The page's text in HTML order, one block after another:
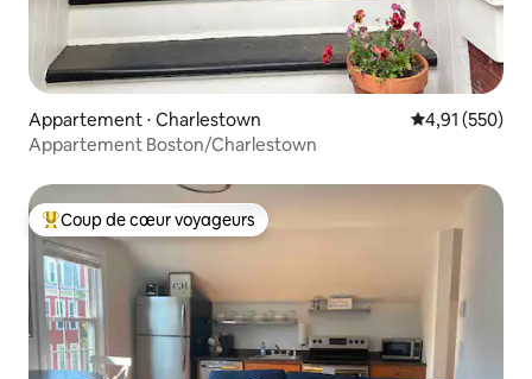
Appartement ⋅ Charlestown Évaluation
4,91 (550)
Appartement Boston/Charlestown
Coups de cœur voyageurs les plus appréciés
Coup de cœur voyageurs